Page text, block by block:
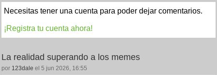
Necesitas tener una cuenta para poder dejar comentarios.
¡Registra tu cuenta ahora!
La realidad superando a los memes
por 123dale el 5 jun 2026, 16:55